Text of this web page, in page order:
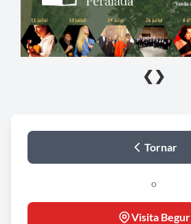
❮ ❯
Tornar
o
Visita Begur